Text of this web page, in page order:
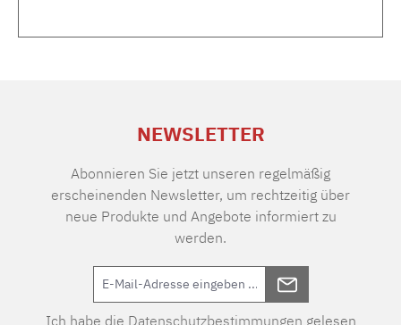
NEWSLETTER
Abonnieren Sie jetzt unseren regelmäßig
erscheinenden Newsletter, um rechtzeitig über
neue Produkte und Angebote informiert zu
werden.
Ich habe die Datenschutzbestimmungen gelesen